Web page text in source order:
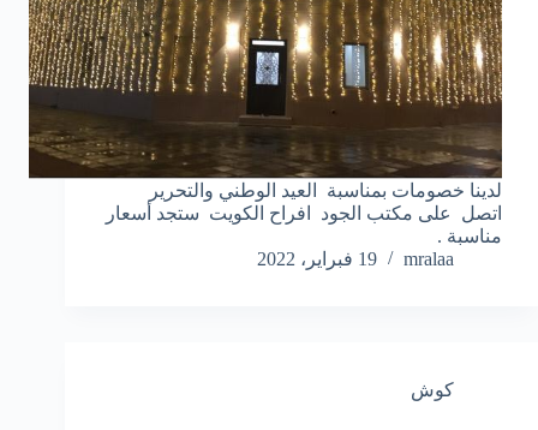
لدينا خصومات بمناسبة العيد الوطني والتحرير
اتصل على مكتب الجود افراح الكويت ستجد أسعار
مناسبة .
mralaa
19 فبراير، 2022
كوش